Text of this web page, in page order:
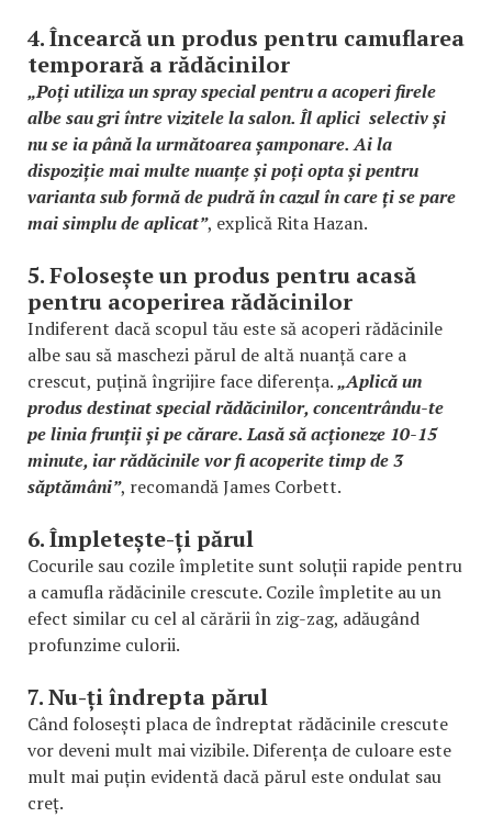
4. Încearcă un produs pentru camuflarea
temporară a rădăcinilor
„Poți utiliza un spray special pentru a acoperi firele
albe sau gri între vizitele la salon. Îl aplici selectiv și
nu se ia până la următoarea șamponare. Ai la
dispoziție mai multe nuanțe și poți opta și pentru
varianta sub formă de pudră în cazul în care ți se pare
mai simplu de aplicat”, explică Rita Hazan.
5. Folosește un produs pentru acasă
pentru acoperirea rădăcinilor
Indiferent dacă scopul tău este să acoperi rădăcinile
albe sau să maschezi părul de altă nuanță care a
crescut, puțină îngrijire face diferența.„Aplică un
produs destinatspecialrădăcinilor, concentrându-te
pe linia frunții și pe cărare. Lasă să acționeze 10-15
minute, iar rădăcinile vor fi acoperite timp de 3
săptămâni”, recomandă James Corbett.
6. Împletește-ți părul
Cocurile sau cozile împletite sunt soluții rapide pentru
a camufla rădăcinile crescute. Cozile împletite au un
efect similar cu cel al cărării în zig-zag, adăugând
profunzime culorii.
7. Nu-ți îndrepta părul
Când folosești placa de îndreptat rădăcinile crescute
vor deveni mult mai vizibile. Diferența de culoare este
mult mai puțin evidentă dacă părul este ondulat sau
creț.